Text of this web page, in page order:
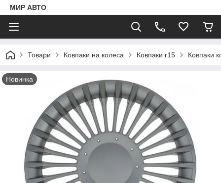
МИР АВТО
Товари Ковпаки на колеса Ковпаки r15 Ковпаки
Новинка